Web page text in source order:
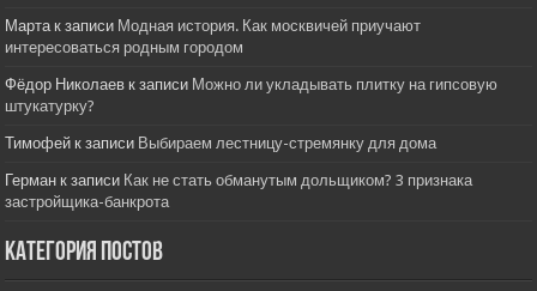
Мартак записи Модная история. Как москвичей приучают
интересоваться родным городом
Фёдор Николаев к записи Можно ли укладывать плитку на гипсовую
штукатурку?
Тимофей к записи Выбираем лестницу-стремянку для дома
Герман к записи Как не стать обманутым дольщиком? 3 признака
застройщика-банкрота
Категория постов